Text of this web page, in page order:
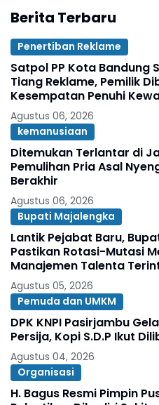
Berita Terbaru
Penertiban Reklame
Satpol PP Kota Bandung
Tiang Reklame, Pemilik
Kesempatan Penuhi
Agustus 06, 2026
kemanusiaan
Ditemukan Terlantar di
Pemulihan Pria Asal
Berakhir
Agustus 06, 2026
Bupati Majalengka
Lantik Pejabat Baru,
Pastikan Rotasi-Mutasi
Manajemen Talenta
Agustus 05, 2026
Pemuda dan UMKM
DPK KNPI Pasirjambu
Persija, Kopi S.D.P Ikut
Agustus 04, 2026
Organisasi
H. Bagus Resmi Pimpin